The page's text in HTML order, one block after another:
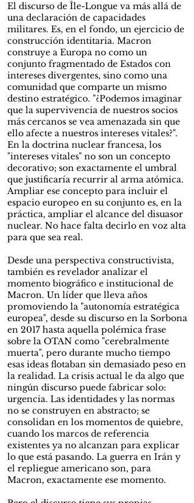
El discurso de Île-Longue va más allá de
una declaración de capacidades
militares. Es, en el fondo, un ejercicio de
construcción identitaria. Macron
construye a Europa no como un
conjunto fragmentado de Estados con
intereses divergentes, sino como una
comunidad que comparte un mismo
destino estratégico. "¿Podemos imaginar
que la supervivencia de nuestros socios
más cercanos se vea amenazada sin que
ello afecte a nuestros intereses vitales?".
En la doctrina nuclear francesa, los
"intereses vitales" no son un concepto
decorativo; son exactamente el umbral
que justificaría recurrir al arma atómica.
Ampliar ese concepto para incluir el
espacio europeo en su conjunto es, en la
práctica, ampliar el alcance del disuasor
nuclear. No hace falta decirlo en voz alta
para que sea real.
Desde una perspectiva constructivista,
también es revelador analizar el
momento biográfico e institucional de
Macron. Un líder que lleva años
promoviendo la "autonomía estratégica
europea", desde su discurso en la Sorbona
en 2017 hasta aquella polémica frase
sobre la OTAN como "cerebralmente
muerta", pero durante mucho tiempo
esas ideas flotaban sin demasiado peso en
la realidad. La crisis actual le da algo que
ningún discurso puede fabricar solo:
urgencia. Las identidades y las normas
no se construyen en abstracto; se
consolidan en los momentos de quiebre,
cuando los marcos de referencia
existentes ya no alcanzan para explicar
lo que está pasando. La guerra en Irán y
el repliegue americano son, para
Macron, exactamente ese momento.